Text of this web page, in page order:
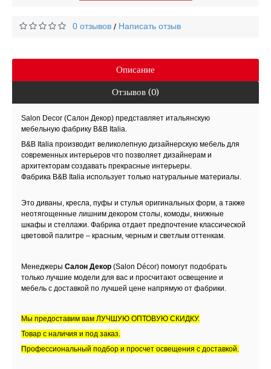
0 отзывов / Написать отзыв
Описание
Отзывов (0)
Salon Decor (Салон Декор) представляет итальянскую
мебельную фабрику B&B Italia.
B&B Italia производит великолепную дизайнерскую мебель для
современных интерьеров что позволяет дизайнерам и
архитекторам создавать прекрасные интерьеры.
Фабрика B&B Italia использует только натуральные материалы.
Это диваны, кресла, пуфы и стулья оригинальных форм, а также
неотягощенные лишним декором столы, комоды, книжные
шкафы и стеллажи. Фабрика отдает предпочтение классической
цветовой палитре – красным, черным и светлым оттенкам.
Менеджеры Салон Декор (Salon Décor) помогут подобрать
только лучшие модели для вас и просчитают освещение и
мебель с доставкой по лучшей цене напрямую от фабрики.
Мы предоставим вам ЛУЧШУЮ ОПТОВУЮ СКИДКУ.
Товар с наличия и под заказ.
Профессиональный подбор и просчет освещения с доставкой.